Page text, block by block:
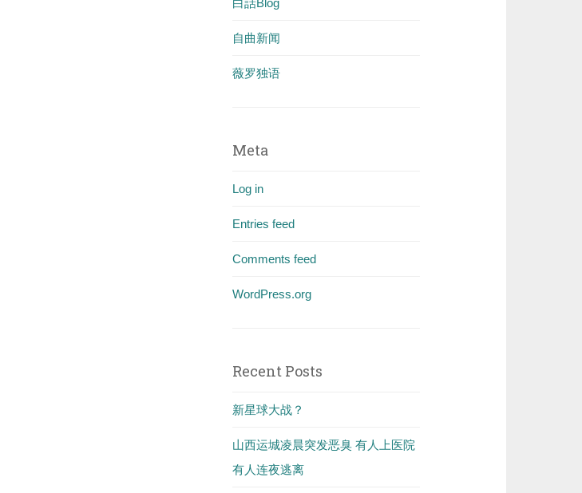
白話Blog
自曲新闻
薇罗独语
Meta
Log in
Entries feed
Comments feed
WordPress.org
Recent Posts
新星球大战？
山西运城凌晨突发恶臭 有人上医院
有人连夜逃离